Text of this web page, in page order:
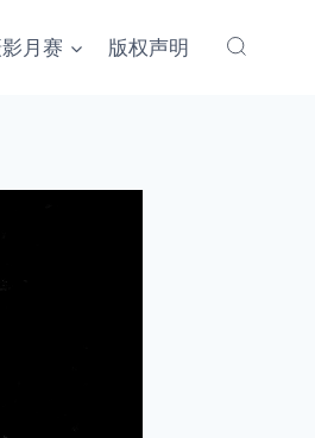
月赛 版权声明